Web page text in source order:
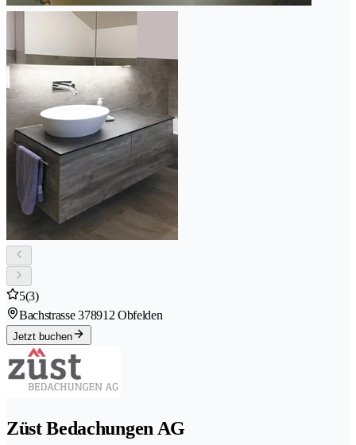
5(3)
Bachstrasse 378912 Obfelden
Jetzt buchen
Züst Bedachungen AG